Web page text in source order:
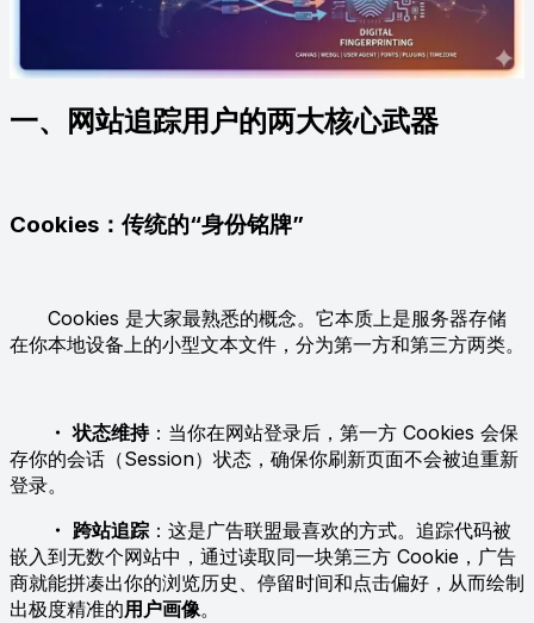
一、网站追踪用户的两大核心武器
Cookies：传统的“身份铭牌”
Cookies 是大家最熟悉的概念。它本质上是服务器存储
在你本地设备上的小型文本文件，分为第一方和第三方两类。
・ 状态维持：当你在网站登录后，第一方 Cookies 会保
存你的会话（Session）状态，确保你刷新页面不会被迫重新
登录。
・ 跨站追踪 ：这是广告联盟最喜欢的方式。追踪代码被
嵌入到无数个网站中，通过读取同一块第三方 Cookie，广告
商就能拼凑出你的浏览历史、停留时间和点击偏好，从而绘制
出极度精准的用户画像。